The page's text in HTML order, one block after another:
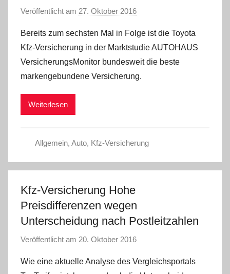
Veröffentlicht am 27. Oktober 2016
n
C
W
Bereits zum sechsten Mal in Folge ist die Toyota
Kfz-Versicherung in der Marktstudie AUTOHAUS
VersicherungsMonitor bundesweit die beste
markengebundene Versicherung.
Weiterlesen
Allgemein, Auto, Kfz-Versicherung
Kfz-Versicherung Hohe
Preisdifferenzen wegen
Unterscheidung nach Postleitzahlen
Veröffentlicht am 20. Oktober 2016
n
Wie eine aktuelle Analyse des Vergleichsportals